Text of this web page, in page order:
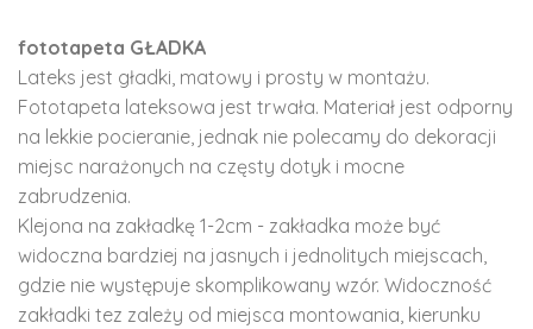
fototapeta GŁADKA
Lateks jest gładki, matowy i prosty w montażu.
Fototapeta lateksowa jest trwała. Materiał jest odporny
na lekkie pocieranie, jednak nie polecamy do dekoracji
miejsc narażonych na częsty dotyk i mocne
zabrudzenia.
Klejona na zakładkę 1-2cm - zakładka może być
widoczna bardziej na jasnych i jednolitych miejscach,
gdzie nie występuje skomplikowany wzór. Widoczność
zakładki tez zależy od miejsca montowania, kierunku